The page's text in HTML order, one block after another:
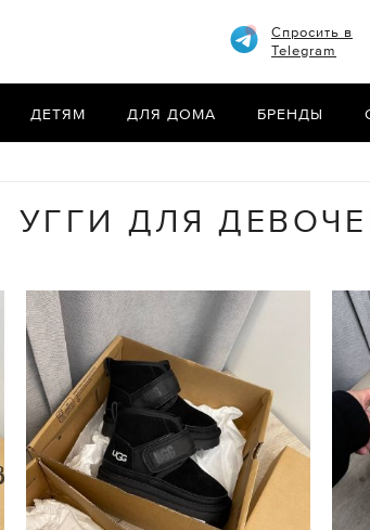
Спросить в
Telegram
ДЕТЯМ ДЛЯ ДОМА БРЕНДЫ
УГГИ ДЛЯ